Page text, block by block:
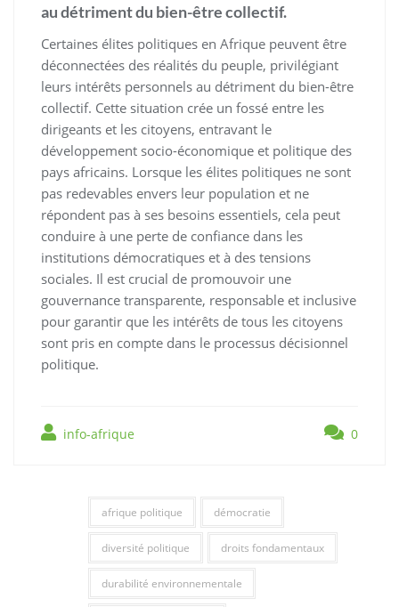
au détriment du bien-être collectif.
Certaines élites politiques en Afrique peuvent être
déconnectées des réalités du peuple, privilégiant
leurs intérêts personnels au détriment du bien-être
collectif. Cette situation crée un fossé entre les
dirigeants et les citoyens, entravant le
développement socio-économique et politique des
pays africains. Lorsque les élites politiques ne sont
pas redevables envers leur population et ne
répondent pas à ses besoins essentiels, cela peut
conduire à une perte de confiance dans les
institutions démocratiques et à des tensions
sociales. Il est crucial de promouvoir une
gouvernance transparente, responsable et inclusive
pour garantir que les intérêts de tous les citoyens
sont pris en compte dans le processus décisionnel
politique.
info-afrique 0
afrique politique démocratie
diversité politique droits fondamentaux
durabilité environnementale